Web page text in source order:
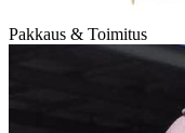
Pakkaus & Toimitus